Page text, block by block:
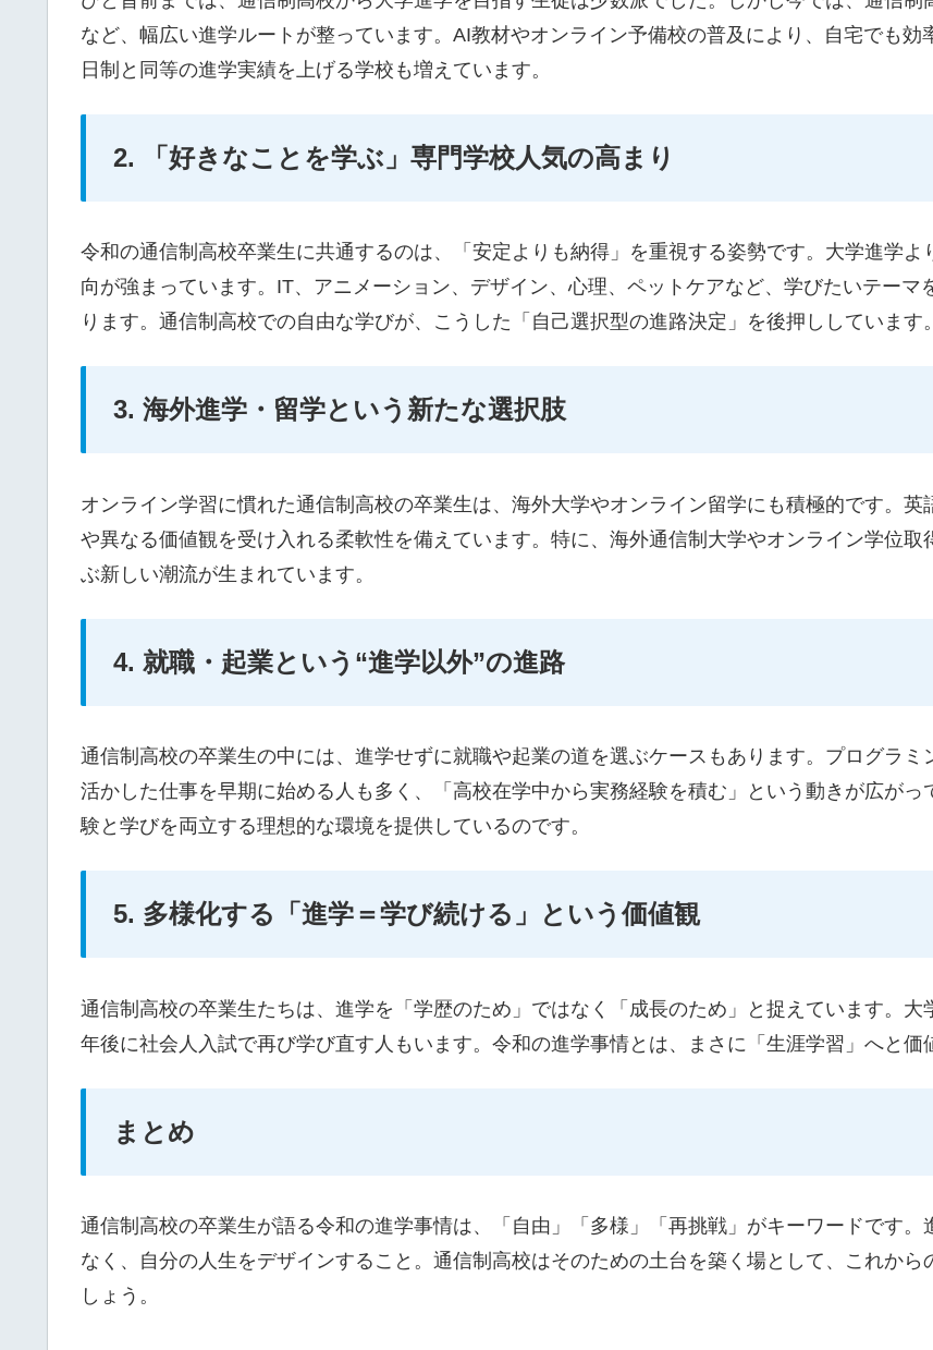
など、幅広い進学ルートが整っています。AI教材やオンライン予備校の普及により、自宅でも
日制と同等の進学実績を上げる学校も増えています。
2. 「好きなことを学ぶ」専門学校人気の高まり
令和の通信制高校卒業生に共通するのは、「安定よりも納得」を重視する姿勢です。大学進学
向が強まっています。IT、アニメーション、デザイン、心理、ペットケアなど、学びたいテー
ります。通信制高校での自由な学びが、こうした「自己選択型の進路決定」を後押ししています。
3. 海外進学・留学という新たな選択肢
オンライン学習に慣れた通信制高校の卒業生は、海外大学やオンライン留学にも積極的です。
や異なる価値観を受け入れる柔軟性を備えています。特に、海外通信制大学やオンライン学位
ぶ新しい潮流が生まれています。
4. 就職・起業という“進学以外”の進路
通信制高校の卒業生の中には、進学せずに就職や起業の道を選ぶケースもあります。プログラ
活かした仕事を早期に始める人も多く、「高校在学中から実務経験を積む」という動きが広が
験と学びを両立する理想的な環境を提供しているのです。
5. 多様化する「進学＝学び続ける」という価値観
通信制高校の卒業生たちは、進学を「学歴のため」ではなく「成長のため」と捉えています。
年後に社会人入試で再び学び直す人もいます。令和の進学事情とは、まさに「生涯学習」へと価
まとめ
通信制高校の卒業生が語る令和の進学事情は、「自由」「多様」「再挑戦」がキーワードです
なく、自分の人生をデザインすること。通信制高校はそのための土台を築く場として、これか
しょう。